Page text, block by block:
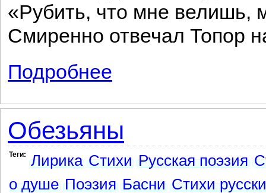
«Рубить, что мне велишь,
Смиренно отвечал Топор
Подробнее
Обезьяны
Теги: Лирика Стихи Русская поэзия
о душе Поэзия Басни Стихи